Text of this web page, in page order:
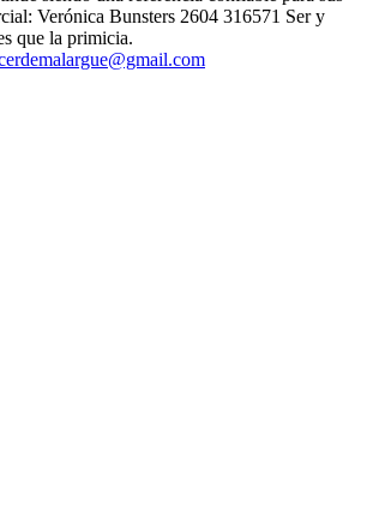
Verónica Bunsters 2604 316571 Ser y
que la primicia.